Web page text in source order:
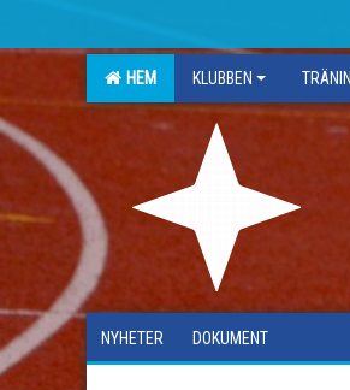
HEM KLUBBEN
NYHETER DOKUMENT